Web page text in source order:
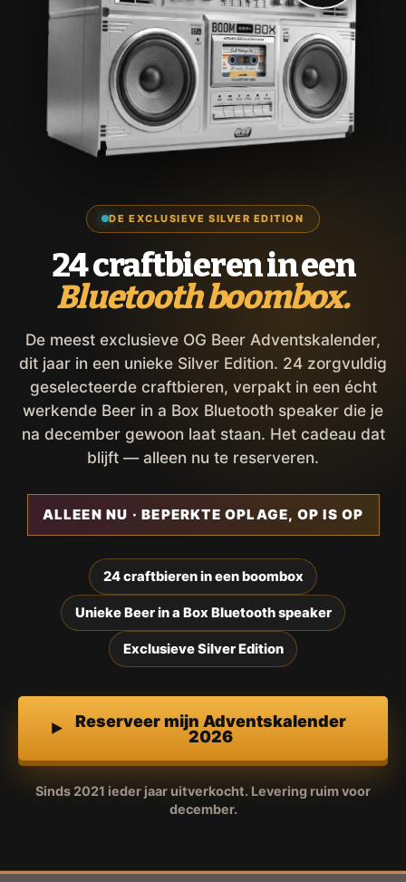
DE EXCLUSIEVE SILVER EDITION
24 craftbieren in een
Bluetooth boombox.
De meest exclusieve OG Beer Adventskalender,
dit jaar in een unieke Silver Edition. 24 zorgvuldig
geselecteerde craftbieren, verpakt in een écht
werkende Beer in a Box Bluetooth speaker die je
na december gewoon laat staan. Het cadeau dat
blijft — alleen nu te reserveren.
ALLEEN NU · BEPERKTE OPLAGE, OP IS OP
24 craftbieren in een boombox
Unieke Beer in a Box Bluetooth speaker
Exclusieve Silver Edition
Reserveer mijn Adventskalender
2026
Sinds 2021 ieder jaar uitverkocht. Levering ruim voor
december.